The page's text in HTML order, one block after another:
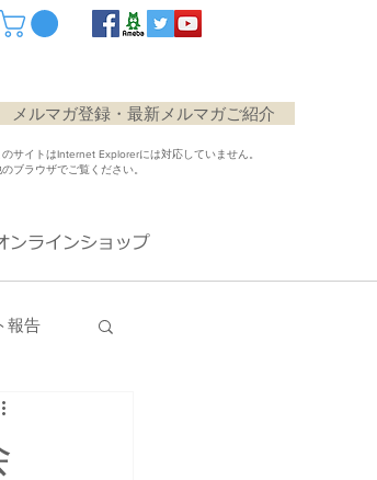
メルマガ登録・最新メルマガご紹介
のサイトはInternet Explorerには対応していません。
のブラウザでご覧ください。
ンラインショップ
報告